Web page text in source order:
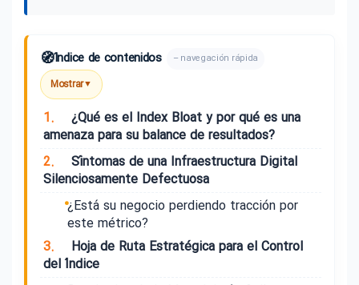
🧭Índice de contenidos – navegación rápida
Mostrar▼
1.
¿Qué es el Index Bloat y por qué es una
amenaza para su balance de resultados?
2.
Síntomas de una Infraestructura Digital
Silenciosamente Defectuosa
¿Está su negocio perdiendo tracción por
este métrico?
3.
Hoja de Ruta Estratégica para el Control
del Índice